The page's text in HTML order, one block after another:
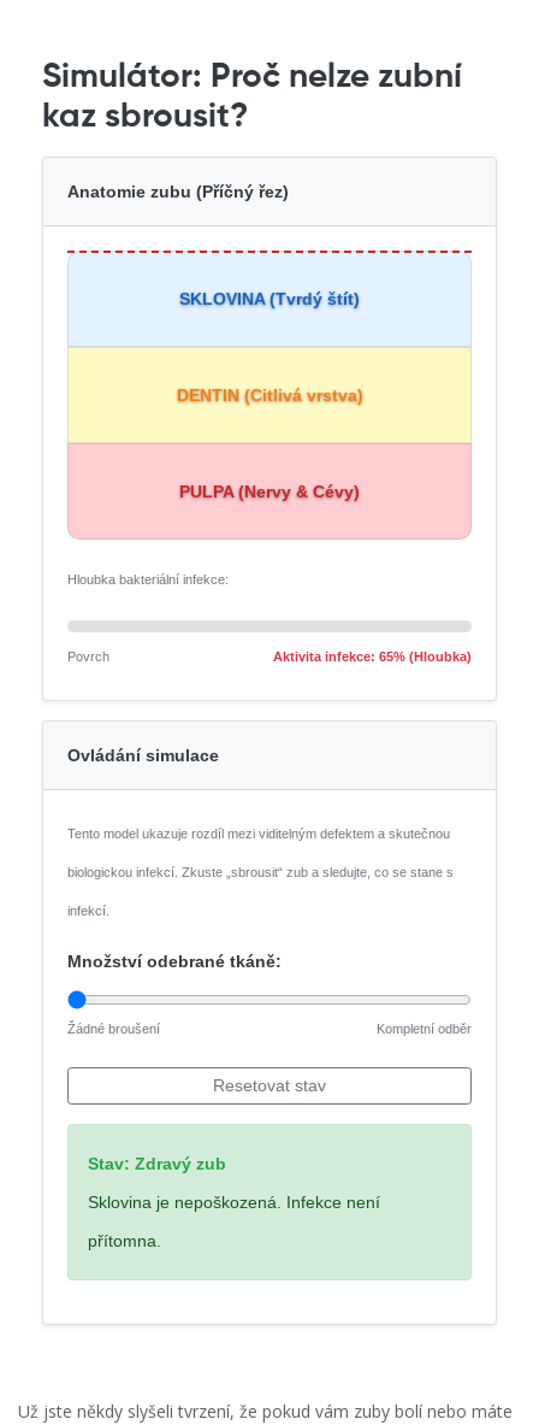
Simulátor: Proč nelze zubní
kaz sbrousit?
Anatomie zubu (Příčný řez)
SKLOVINA (Tvrdý štít)
DENTIN (Citlivá vrstva)
PULPA (Nervy & Cévy)
Hloubka bakteriální infekce:
Povrch Aktivita infekce: 65% (Hloubka)
Ovládání simulace
Tento model ukazuje rozdíl mezi viditelným defektem a skutečnou
biologickou infekcí. Zkuste „sbrousit“ zub a sledujte, co se stane s
infekcí.
Množství odebrané tkáně:
Žádné broušení Kompletní odběr
Resetovat stav
Stav: Zdravý zub
Sklovina je nepoškozená. Infekce není
přítomna.
Už jste někdy slyšeli tvrzení, že pokud vám zuby bolí nebo máte